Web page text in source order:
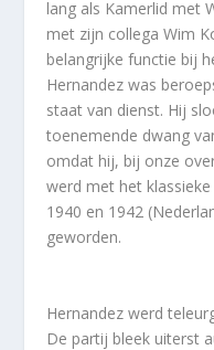
lang als Kamerlid met
met zijn collega Wim
belangrijke functie bij
Hernandez was
staat van dienst. Hij
toenemende dwang
omdat hij, bij onze
werd met het
1940 en 1942
geworden.
Hernandez werd
De partij bleek uiterst